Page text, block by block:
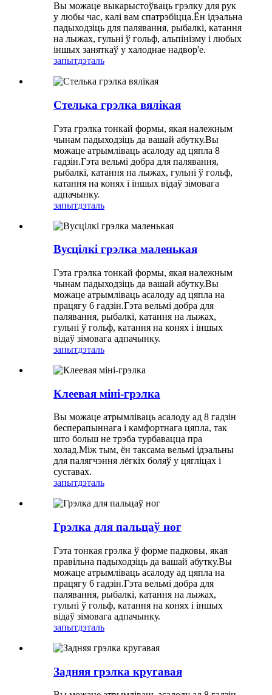
Вы можаце выкарыстоўваць грэлку для рук
у любы час, калі вам спатрэбіцца.Ён ідэальна
падыходзіць для палявання, рыбалкі, катання
на лыжах, гульні ў гольф, альпінізму і любых
іншых заняткаў у халоднае надвор'е.
запытдэталь
Стелька грэлка вялікая
Гэта грэлка тонкай формы, якая належным
чынам падыходзіць да вашай абутку.Вы
можаце атрымліваць асалоду ад цяпла 8
гадзін.Гэта вельмі добра для палявання,
рыбалкі, катання на лыжах, гульні ў гольф,
катання на конях і іншых відаў зімовага
адпачынку.
запытдэталь
Вусцілкі грэлка маленькая
Гэта грэлка тонкай формы, якая належным
чынам падыходзіць да вашай абутку.Вы
можаце атрымліваць асалоду ад цяпла на
працягу 6 гадзін.Гэта вельмі добра для
палявання, рыбалкі, катання на лыжах,
гульні ў гольф, катання на конях і іншых
відаў зімовага адпачынку.
запытдэталь
Клеевая міні-грэлка
Вы можаце атрымліваць асалоду ад 8 гадзін
бесперапыннага і камфортнага цяпла, так
што больш не трэба турбавацца пра
холад.Між тым, ён таксама вельмі ідэальны
для палягчэння лёгкіх боляў у цягліцах і
суставах.
запытдэталь
Грэлка для пальцаў ног
Гэта тонкая грэлка ў форме падковы, якая
правільна падыходзіць да вашай абутку.Вы
можаце атрымліваць асалоду ад цяпла на
працягу 6 гадзін.Гэта вельмі добра для
палявання, рыбалкі, катання на лыжах,
гульні ў гольф, катання на конях і іншых
відаў зімовага адпачынку.
запытдэталь
Задняя грэлка кругавая